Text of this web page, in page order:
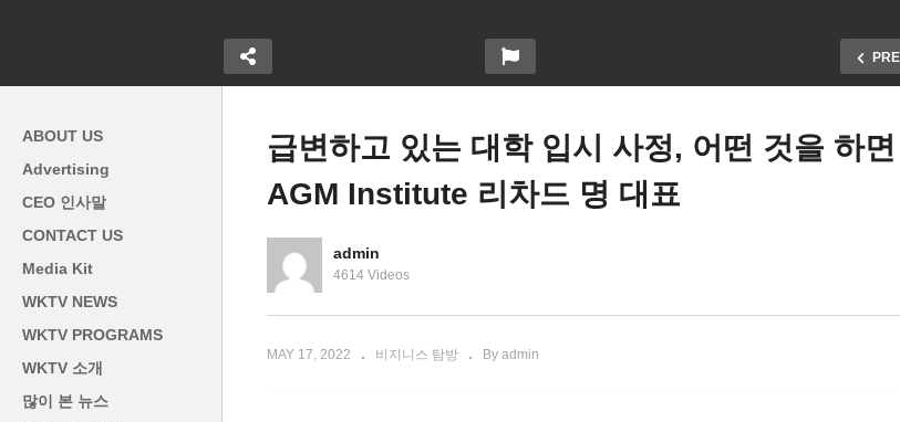
[ WKTV 비지니스 탐방 ] 정갈
ABOUT US
Advertising
CEO 인사말
CONTACT US
Media Kit
WKTV NEWS
WKTV PROGRAMS
WKTV 소개
많이 본 뉴스
급변하고 있는 대학 입시 사정, 어떤 것을 하
AGM Institute 리차드 명 대표
admin
4614 Videos
MAY 17, 2022 비지니스 탐방 By admin